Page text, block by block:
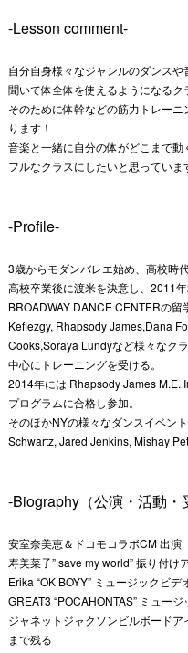
-Lesson comment-
自分自身様々なジャンルのダンス
聞いて体全体を使えるようになるク
そのために体幹などの筋力トレー
ります！
音楽と一緒に自分の体がどこまで
フルなクラスにしたいと思っていま
-Profile-
3歳からモダンバレエ始め、高校時
高校卒業後に渡米を決意し、2011
BROADWAY DANCE CENTERの
Keflezgy, Rhapsody James,Dana
Cooks,Soraya Lundyなど様々なク
中心にトレーニングを受ける。
2014年には Rhapsody James M.E.
プログラムに合格し参加。
そのほかNYの様々なダンスイベン
Schwartz, Jared Jenkins, Mishay
-Biography（公演・活動・
安室奈美恵＆ドコモコラボCM 出演
寿美菜子” save my world” 振り付け
Erika “OK BOYY” ミュージックビデ
GREAT3 “POCAHONTAS” ミュー
ジャネットジャクソンビルボード
まで残る